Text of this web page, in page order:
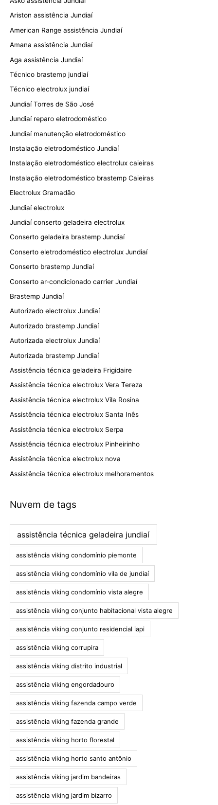
Ariston assistência Jundiaí
American Range assistência Jundiaí
Amana assistência Jundiaí
Aga assistência Jundiaí
Técnico brastemp jundiaí
Técnico electrolux jundiaí
Jundiaí Torres de São José
Jundiaí reparo eletrodoméstico
Jundiaí manutenção eletrodoméstico
Instalação eletrodoméstico Jundiaí
Instalação eletrodoméstico electrolux caieiras
Instalação eletrodoméstico brastemp Caieiras
Electrolux Gramadão
Jundiaí electrolux
Jundiaí conserto geladeira electrolux
Conserto geladeira brastemp Jundiaí
Conserto eletrodoméstico electrolux Jundiaí
Conserto brastemp Jundiaí
Conserto ar-condicionado carrier Jundiaí
Brastemp Jundiaí
Autorizado electrolux Jundiaí
Autorizado brastemp Jundiaí
Autorizada electrolux Jundiaí
Autorizada brastemp Jundiaí
Assistência técnica geladeira Frigidaire
Assistência técnica electrolux Vera Tereza
Assistência técnica electrolux Vila Rosina
Assistência técnica electrolux Santa Inês
Assistência técnica electrolux Serpa
Assistência técnica electrolux Pinheirinho
Assistência técnica electrolux nova
Assistência técnica electrolux melhoramentos
Nuvem de tags
assistência técnica geladeira jundiaí
assistência viking condomínio piemonte
assistência viking condomínio vila de jundiaí
assistência viking condomínio vista alegre
assistência viking conjunto habitacional vista alegre
assistência viking conjunto residencial iapi
assistência viking corrupira
assistência viking distrito industrial
assistência viking engordadouro
assistência viking fazenda campo verde
assistência viking fazenda grande
assistência viking horto florestal
assistência viking horto santo antônio
assistência viking jardim bandeiras
assistência viking jardim bizarro